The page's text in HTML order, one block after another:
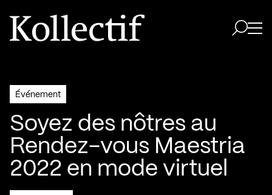
Aller à la page d'accueil
Logo Kollectif
Événement
Soyez des nôtres au
Rendez-vous Maestria
2022 en mode virtuel